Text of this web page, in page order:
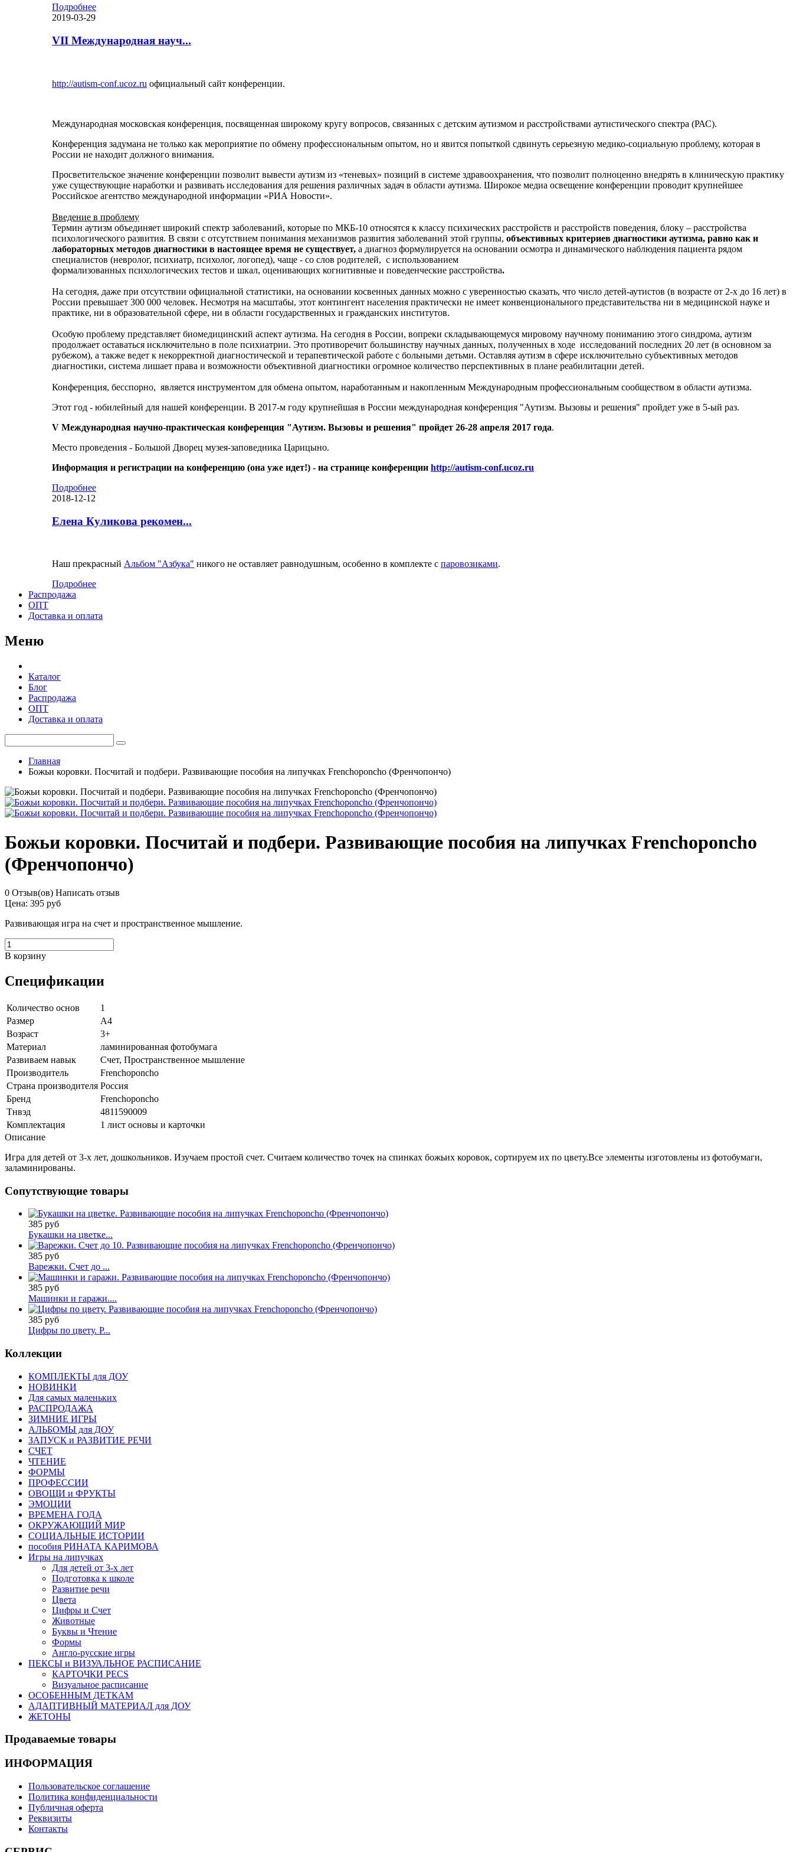
Подробнее
2019-03-29
VII Международная науч...
http://autism-conf.ucoz.ru официальный сайт конференции.
Международная московская конференция, посвященная широкому кругу вопросов, связанных с детским аутизмом и расстройствами аутистического спектра (РАС).
Конференция задумана не только как мероприятие по обмену профессиональным опытом, но и явится попыткой сдвинуть серьезную медико-социальную проблему, которая в
России не находит должного внимания.
Просветительское значение конференции позволит вывести аутизм из «теневых» позиций в системе здравоохранения, что позволит полноценно внедрять в клиническую практику
уже существующие наработки и развивать исследования для решения различных задач в области аутизма. Широкое медиа освещение конференции проводит крупнейшее
Российское агентство международной информации «РИА Новости».
Введение в проблему
Термин аутизм объединяет широкий спектр заболеваний, которые по МКБ-10 относятся к классу психических расстройств и расстройств поведения, блоку – расстройства
психологического развития. В связи с отсутствием понимания механизмов развития заболеваний этой группы, объективных критериев диагностики аутизма, равно как и
лабораторных методов диагностики в настоящее время не существует, а диагноз формулируется на основании осмотра и динамического наблюдения пациента рядом
специалистов (невролог, психиатр, психолог, логопед), чаще - со слов родителей, с использованием
формализованных психологических тестов и шкал, оценивающих когнитивные и поведенческие расстройства.
На сегодня, даже при отсутствии официальной статистики, на основании косвенных данных можно с уверенностью сказать, что число детей-аутистов (в возрасте от 2-х до 16 лет) в
России превышает 300 000 человек. Несмотря на масштабы, этот контингент населения практически не имеет конвенционального представительства ни в медицинской науке и
практике, ни в образовательной сфере, ни в области государственных и гражданских институтов.
Особую проблему представляет биомедицинский аспект аутизма. На сегодня в России, вопреки складывающемуся мировому научному пониманию этого синдрома, аутизм
продолжает оставаться исключительно в поле психиатрии. Это противоречит большинству научных данных, полученных в ходе исследований последних 20 лет (в основном за
рубежом), а также ведет к некорректной диагностической и терапевтической работе с больными детьми. Оставляя аутизм в сфере исключительно субъективных методов
диагностики, система лишает права и возможности объективной диагностики огромное количество перспективных в плане реабилитации детей.
Конференция, бесспорно, является инструментом для обмена опытом, наработанным и накопленным Международным профессиональным сообществом в области аутизма.
Этот год - юбилейный для нашей конференции. В 2017-м году крупнейшая в России международная конференция "Аутизм. Вызовы и решения" пройдет уже в 5-ый раз.
V Международная научно-практическая конференция "Аутизм. Вызовы и решения" пройдет 26-28 апреля 2017 года.
Место проведения - Большой Дворец музея-заповедника Царицыно.
Информация и регистрации на конференцию (она уже идет!) - на странице конференции http://autism-conf.ucoz.ru
Подробнее
2018-12-12
Елена Куликова рекомен...
Наш прекрасный Альбом "Азбука" никого не оставляет равнодушным, особенно в комплекте с паровозиками.
Подробнее
Распродажа
ОПТ
Доставка и оплата
Меню
Каталог
Блог
Распродажа
ОПТ
Доставка и оплата
Главная
Божьи коровки. Посчитай и подбери. Развивающие пособия на липучках Frenchoponcho (Френчопончо)
Божьи коровки. Посчитай и подбери. Развивающие пособия на липучках Frenchoponcho
(Френчопончо)
0 Отзыв(ов) Написать отзыв
Цена: 395 руб
Развивающая игра на счет и пространственное мышление.
В корзину
Спецификации
Количество основ
1
Размер
А4
Возраст
3+
Материал
ламинированная фотобумага
Развиваем навык
Счет, Пространственное мышление
Производитель
Frenchoponcho
Страна производителя Россия
Бренд
Frenchoponcho
Тнвэд
4811590009
Комплектация
1 лист основы и карточки
Описание
Игра для детей от 3-х лет, дошкольников. Изучаем простой счет. Считаем количество точек на спинках божьих коровок, сортируем их по цвету.Все элементы изготовлены из фотобумаги,
заламинированы.
Сопутствующие товары
385 руб
Букашки на цветке...
385 руб
Варежки. Счет до ...
385 руб
Машинки и гаражи....
385 руб
Цифры по цвету. Р...
Коллекции
КОМПЛЕКТЫ для ДОУ
НОВИНКИ
Для самых маленьких
РАСПРОДАЖА
ЗИМНИЕ ИГРЫ
АЛЬБОМЫ для ДОУ
ЗАПУСК и РАЗВИТИЕ РЕЧИ
СЧЕТ
ЧТЕНИЕ
ФОРМЫ
ПРОФЕССИИ
ОВОЩИ и ФРУКТЫ
ЭМОЦИИ
ВРЕМЕНА ГОДА
ОКРУЖАЮЩИЙ МИР
СОЦИАЛЬНЫЕ ИСТОРИИ
пособия РИНАТА КАРИМОВА
Игры на липучках
Для детей от 3-х лет
Подготовка к школе
Развитие речи
Цвета
Цифры и Счет
Животные
Буквы и Чтение
Формы
Англо-русские игры
ПЕКСЫ и ВИЗУАЛЬНОЕ РАСПИСАНИЕ
КАРТОЧКИ PECS
Визуальное расписание
ОСОБЕННЫМ ДЕТКАМ
АДАПТИВНЫЙ МАТЕРИАЛ для ДОУ
ЖЕТОНЫ
Продаваемые товары
ИНФОРМАЦИЯ
Пользовательское соглашение
Политика конфиденциальности
Публичная оферта
Реквизиты
Контакты